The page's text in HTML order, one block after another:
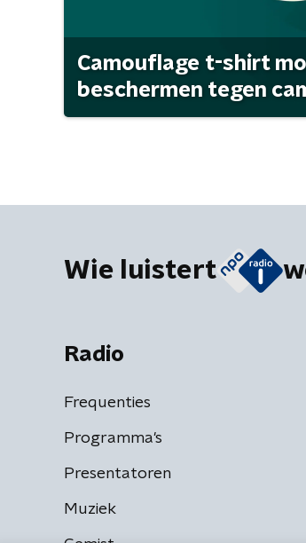
Camouflage t-shirt
beschermen tegen
Wie luistert
Radio
Frequenties
Programma's
Presentatoren
Muziek